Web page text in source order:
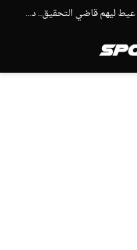
أيت منا: “كاع لي كانو كيساعدو الوداد عيط ليهم قاضي التحقيق.. دابا حتى شي واحد ما بقا باغي يعاون”